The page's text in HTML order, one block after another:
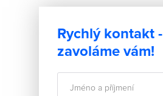
Rychlý kontakt -
zavoláme vám!